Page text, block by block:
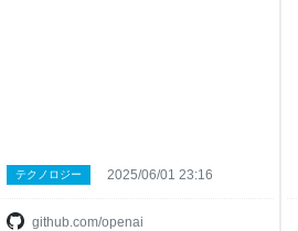
github.com/openai
テクノロジー 2025/06/01 23:16